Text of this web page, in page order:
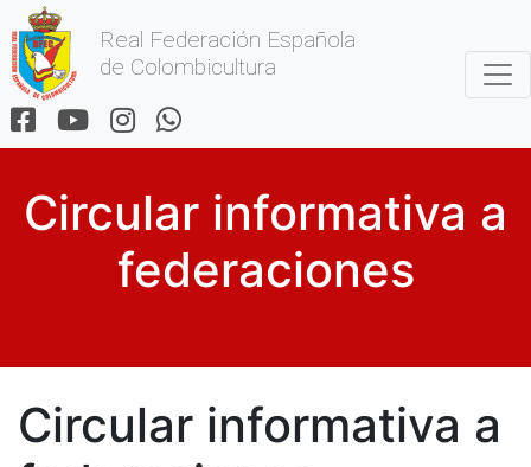
Real Federación Española
de Colombicultura
Circular informativa a
federaciones
Circular informativa a